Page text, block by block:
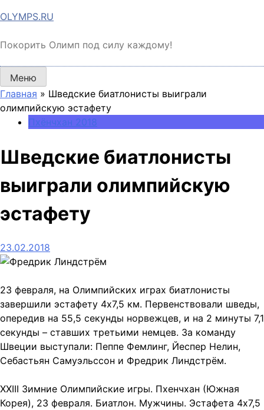
Перейти
содержимому
OLYMPS.RU
Покорить Олимп под силу каждому!
Меню
Главная » Шведские биатлонисты выиграли
олимпийскую эстафету
Пхёнчхан 2018
Шведские биатлонисты
выиграли олимпийскую
эстафету
23.02.2018
23 февраля, на Олимпийских играх биатлонисты
завершили эстафету 4х7,5 км. Первенствовали шведы,
опередив на 55,5 секунды норвежцев, и на 2 минуты 7,1
секунды – ставших третьими немцев. За команду
Швеции выступали: Пеппе Фемлинг, Йеспер Нелин,
Себастьян Самуэльссон и Фредрик Линдстрём.
XXIII Зимние Олимпийские игры. Пхенчхан (Южная
Корея), 23 февраля. Биатлон. Мужчины. Эстафета 4х7,5